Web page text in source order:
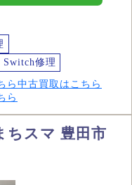
Switch修理
ら 中古買取はこちら
ら
ちスマ 豊田市